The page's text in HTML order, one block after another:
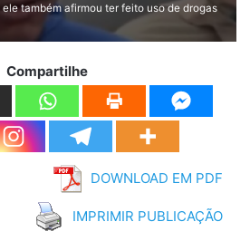
também afirmou ter feito uso de drogas
Compartilhe
DOWNLOAD EM PDF
IMPRIMIR PUBLICAÇÃO